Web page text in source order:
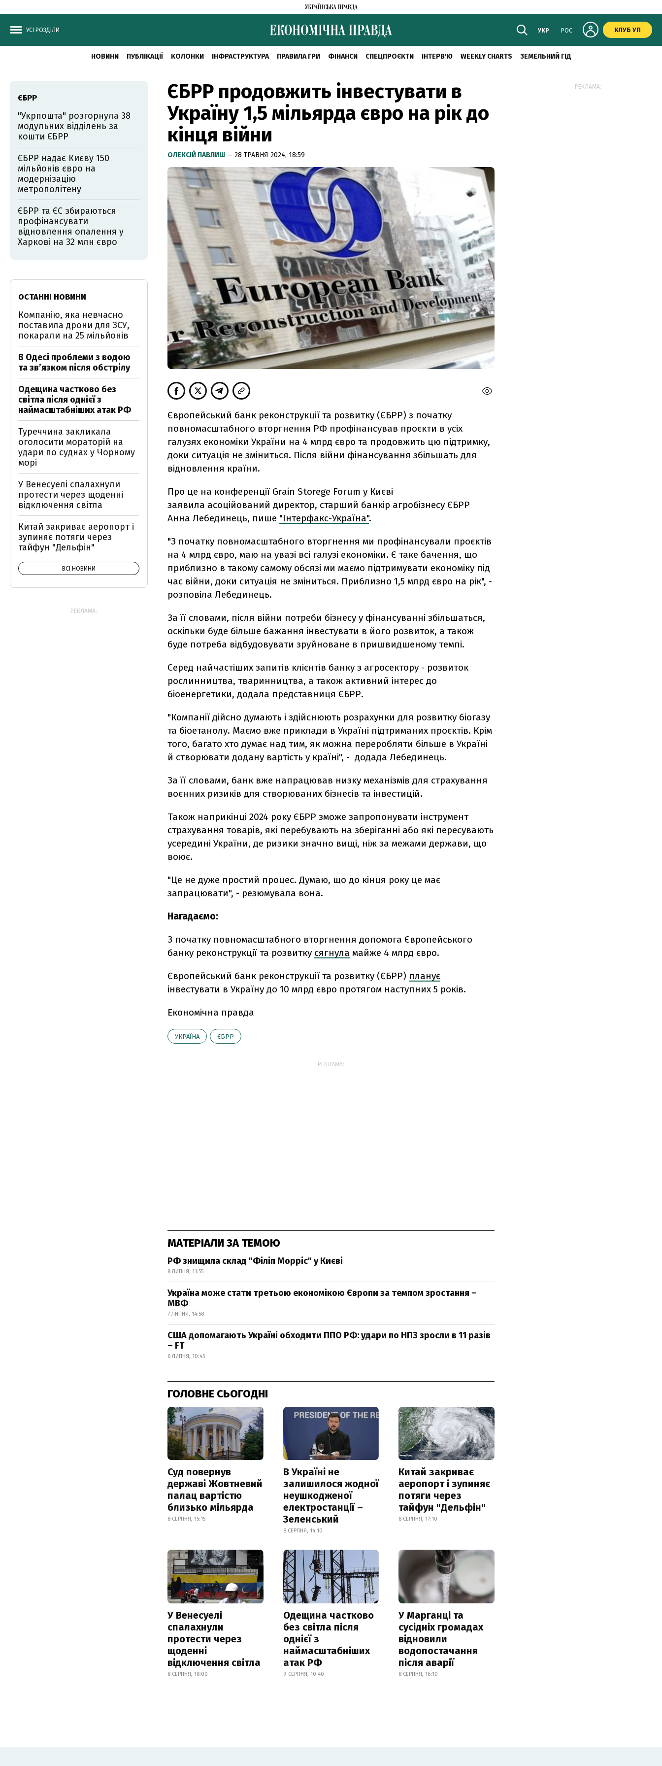
УСІ РОЗДІЛИ УКР РОС КЛУБ УП
НОВИНИ ПУБЛІКАЦІЇ КОЛОНКИ ІНФРАСТРУКТУРА ПРАВИЛА ГРИ ФІНАНСИ СПЕЦПРОЄКТИ ІНТЕРВ'Ю WEEKLY CHARTS ЗЕМЕЛЬНИЙ ГІД
ЄБРР продовжить інвестувати в
Україну 1,5 мільярда євро на рік до
кінця війни
ОЛЕКСІЙ ПАВЛИШ — 28 ТРАВНЯ 2024, 18:59
Європейський банк реконструкції та розвитку (ЄБРР) з початку
повномасштабного вторгнення РФ профінансував проєкти в усіх
галузях економіки України на 4 млрд євро та продовжить цю підтримку,
доки ситуація не зміниться. Після війни фінансування збільшать для
відновлення країни.
Про це на конференції Grain Storege Forum у Києві
заявила асоційований директор, старший банкір агробізнесу ЄБРР
Анна Лебединець, пише "Інтерфакс-Україна".
"З початку повномасштабного вторгнення ми профінансували проєктів
на 4 млрд євро, маю на увазі всі галузі економіки. Є таке бачення, що
приблизно в такому самому обсязі ми маємо підтримувати економіку під
час війни, доки ситуація не зміниться. Приблизно 1,5 млрд євро на рік", -
розповіла Лебединець.
За її словами, після війни потреби бізнесу у фінансуванні збільшаться,
оскільки буде більше бажання інвестувати в його розвиток, а також
буде потреба відбудовувати зруйноване в пришвидшеному темпі.
Серед найчастіших запитів клієнтів банку з агросектору - розвиток
рослинництва, тваринництва, а також активний інтерес до
біоенергетики, додала представниця ЄБРР.
"Компанії дійсно думають і здійснюють розрахунки для розвитку біогазу
та біоетанолу. Маємо вже приклади в Україні підтриманих проєктів. Крім
того, багато хто думає над тим, як можна переробляти більше в Україні
й створювати додану вартість у країні", - додада Лебединець.
За її словами, банк вже напрацював низку механізмів для страхування
воєнних ризиків для створюваних бізнесів та інвестицій.
Також наприкінці 2024 року ЄБРР зможе запропонувати інструмент
страхування товарів, які перебувають на зберіганні або які пересувають
усередині України, де ризики значно вищі, ніж за межами держави, що
воює.
"Це не дуже простий процес. Думаю, що до кінця року це має
запрацювати", - резюмувала вона.
Нагадаємо:
З початку повномасштабного вторгнення допомога Європейського
банку реконструкції та розвитку сягнула майже 4 млрд євро.
Європейський банк реконструкції та розвитку (ЄБРР) планує
інвестувати в Україну до 10 млрд євро протягом наступних 5 років.
Економічна правда
УКРАЇНА ЄБРР
РЕКЛАМА:
МАТЕРІАЛИ ЗА ТЕМОЮ
РФ знищила склад "Філіп Морріс" у Києві
8 ЛИПНЯ, 11:55
Україна може стати третьою економікою Європи за темпом зростання –
МВФ
7 ЛИПНЯ, 14:58
США допомагають Україні обходити ППО РФ: удари по НПЗ зросли в 11 разів
– FT
6 ЛИПНЯ, 10:45
ГОЛОВНЕ СЬОГОДНІ
Суд повернув
державі Жовтневий
палац вартістю
близько мільярда
8 СЕРПНЯ, 15:15
В Україні не
залишилося жодної
неушкодженої
електростанції –
Зеленський
8 СЕРПНЯ, 14:10
Китай закриває
аеропорт і зупиняє
потяги через
тайфун "Дельфін"
8 СЕРПНЯ, 17:10
У Венесуелі
спалахнули
протести через
щоденні
відключення світла
8 СЕРПНЯ, 18:00
Одещина частково
без світла після
однієї з
наймасштабніших
атак РФ
9 СЕРПНЯ, 10:40
У Марганці та
сусідніх громадах
відновили
водопостачання
після аварії
8 СЕРПНЯ, 16:10
ЄБРР
"Укрпошта" розгорнула 38
модульних відділень за
кошти ЄБРР
ЄБРР надає Києву 150
мільйонів євро на
модернізацію
метрополітену
ЄБРР та ЄС збираються
профінансувати
відновлення опалення у
Харкові на 32 млн євро
ОСТАННІ НОВИНИ
Компанію, яка невчасно
поставила дрони для ЗСУ,
покарали на 25 мільйонів
В Одесі проблеми з водою
та звʼязком після обстрілу
Одещина частково без
світла після однієї з
наймасштабніших атак РФ
Туреччина закликала
оголосити мораторій на
удари по суднах у Чорному
морі
У Венесуелі спалахнули
протести через щоденні
відключення світла
Китай закриває аеропорт і
зупиняє потяги через
тайфун "Дельфін"
ВСІ НОВИНИ
РЕКЛАМА:
РЕКЛАМА: